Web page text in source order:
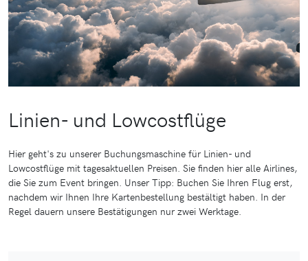
Linien- und Lowcostflüge
Hier geht's zu unserer Buchungsmaschine für Linien- und
Lowcostflüge mit tagesaktuellen Preisen. Sie finden hier alle Airlines,
die Sie zum Event bringen. Unser Tipp: Buchen Sie Ihren Flug erst,
nachdem wir Ihnen Ihre Kartenbestellung bestältigt haben. In der
Regel dauern unsere Bestätigungen nur zwei Werktage.